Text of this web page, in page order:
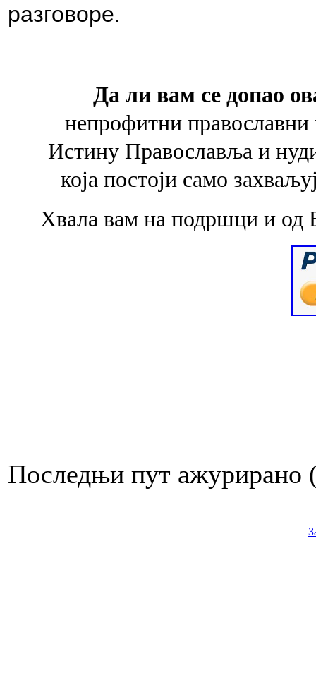
разговоре.
Да ли вам се допао
непрофитни православни
Истину Православља и
која постоји само
Хвала вам на подршци и од
Последњи пут ажурирано